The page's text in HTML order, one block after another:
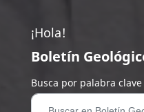
¡Hola!
Boletín
Busca por palabra